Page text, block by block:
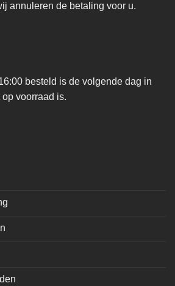
annuleren de betaling voor u.
besteld is de volgende dag in
voorraad is.